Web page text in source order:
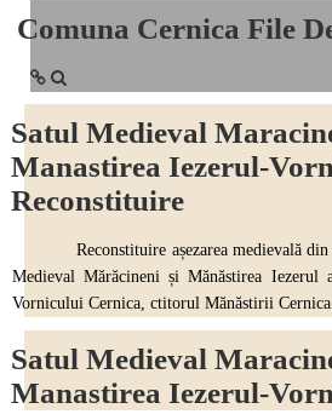
Comuna Cernica File
Satul Medieval
Manastirea Iezerul-
Reconstituire
Reconstituire așezarea medievală din
Medieval Mărăcineni și Mănăstirea Iezerul
Vornicului Cernica, ctitorul Mănăstirii
Satul Medieval
Manastirea Iezerul-